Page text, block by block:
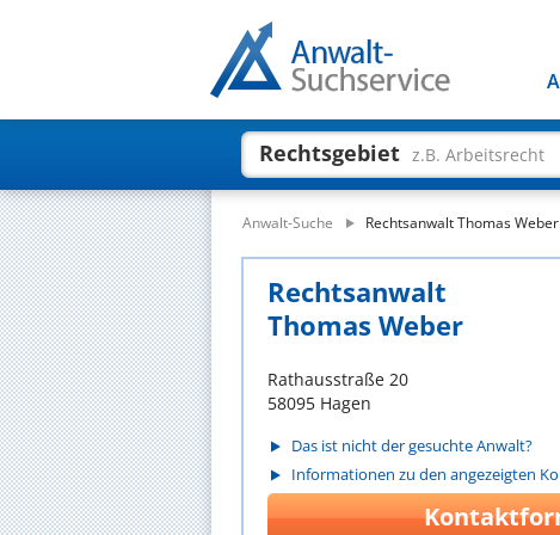
Rechtsgebiet z.B. Arbeitsrecht
Anwalt-Suche Rechtsanwalt Thomas Weber
Rechtsanwalt
Thomas Weber
Rathausstraße 20
58095 Hagen
Das ist nicht der gesuchte Anwalt?
Informationen zu den angezeigten